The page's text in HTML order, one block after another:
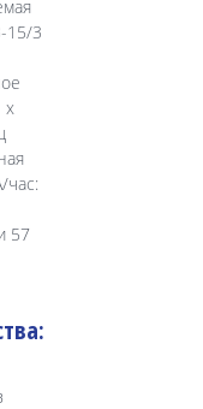
15/3
х
час:
57